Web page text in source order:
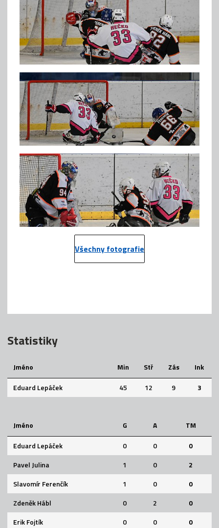
Všechny fotografie
Statistiky
Jméno Min Stř Zás
Ink
Eduard Lepáček
45 12 9 3
Jméno G A
TM
Eduard Lepáček
0 0
0
Pavel Julina
1 0
2
Slavomír Ferenčík
1 0
0
Zdeněk Hábl
0 2
0
Erik Fojtík
0 0 0